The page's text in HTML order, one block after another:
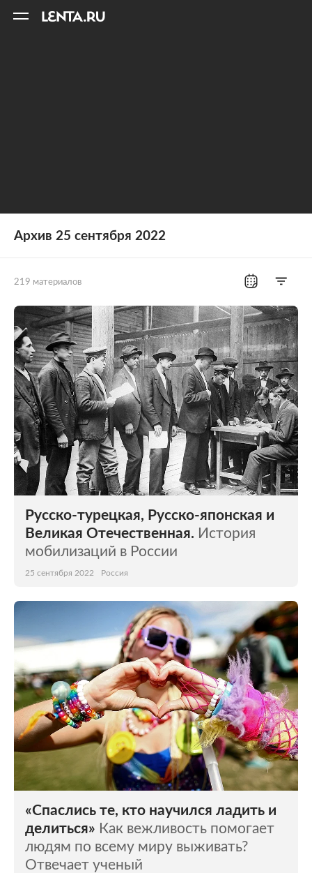
Архив 25 сентября 2022
219 материалов
Все рубрики Россия
Мир Бывший СССР
Экономика Силовые структуры
Наука и техника Спорт
Культура Интернет и СМИ
Ценности Путешествия
Из жизни Среда обитания
Забота о себе
Русско-турецкая, Русско-японская и
Великая Отечественная. История
мобилизаций в России
25 сентября 2022 Россия
«Спаслись те, кто научился ладить и
делиться» Как вежливость помогает
людям по всему миру выживать?
Отвечает ученый